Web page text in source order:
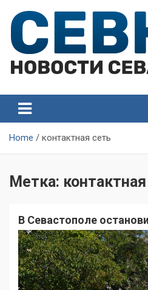
content
Севастополя
Севастополя
Home контактная сеть
Метка:
В Севастополе